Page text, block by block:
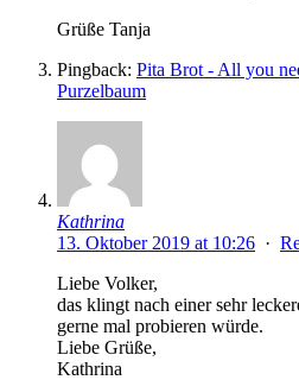
Grüße Tanja
Pingback: Pita Brot - All you
Purzelbaum
Kathrina
13. Oktober 2019 at 10:26 ·
Liebe Volker,
das klingt nach einer sehr
gerne mal probieren würde.
Liebe Grüße,
Kathrina